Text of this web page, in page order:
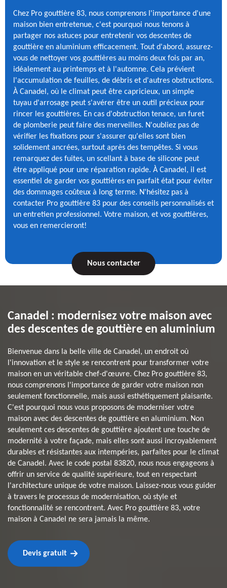
Chez Pro gouttière 83, nous comprenons l'importance d'une
maison bien entretenue, c'est pourquoi nous tenons à
partager nos astuces pour entretenir vos descentes de
gouttière en aluminium efficacement. Tout d'abord, assurez-
vous de nettoyer vos gouttières au moins deux fois par an,
idéalement au printemps et à l'automne. Cela prévient
l'accumulation de feuilles, de débris et d'autres obstructions.
À Canadel, où le climat peut être capricieux, un simple
tuyau d'arrosage peut s'avérer être un outil précieux pour
rincer les gouttières. En cas d'obstruction tenace, un furet
de plomberie peut faire des merveilles. N'oubliez pas de
vérifier les fixations pour s'assurer qu'elles sont bien
solidement ancrées, surtout après des tempêtes. Si vous
remarquez des fuites, un scellant à base de silicone peut
être appliqué pour une réparation rapide. À Canadel, il est
essentiel de garder vos gouttières en parfait état pour éviter
des dommages coûteux à long terme. N'hésitez pas à
contacter Pro gouttière 83 pour des conseils personnalisés et
un entretien professionnel. Votre maison, et vos gouttières,
vous en remercieront!
Nous contacter
Canadel : modernisez votre maison avec
des descentes de gouttière en aluminium
Bienvenue dans la belle ville de Canadel, un endroit où
l'innovation et le style se rencontrent pour transformer votre
maison en un véritable chef-d'œuvre. Chez Pro gouttière 83,
nous comprenons l'importance de garder votre maison non
seulement fonctionnelle, mais aussi esthétiquement plaisante.
C'est pourquoi nous vous proposons de moderniser votre
maison avec des descentes de gouttière en aluminium. Non
seulement ces descentes de gouttière ajoutent une touche de
modernité à votre façade, mais elles sont aussi incroyablement
durables et résistantes aux intempéries, parfaites pour le climat
de Canadel. Avec le code postal 83820, nous nous engageons à
offrir un service de qualité supérieure, tout en respectant
l'architecture unique de votre maison. Laissez-nous vous guider
à travers le processus de modernisation, où style et
fonctionnalité se rencontrent. Avec Pro gouttière 83, votre
maison à Canadel ne sera jamais la même.
Devis gratuit